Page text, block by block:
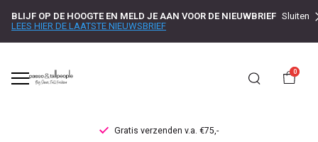
BLIJF OP DE HOOGTE EN MELD JE AAN VOOR DE NIEUWBRIEF
LEES HIER DE LAATSTE NIEUWSBRIEF
Sluiten
0
Gratis verzenden v.a. €75,-